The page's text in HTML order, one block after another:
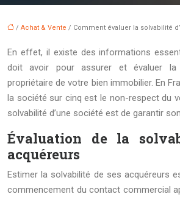
/ Achat & Vente / Comment évaluer la solvabilité
En effet, il existe des informations
doit avoir pour assurer et évaluer
propriétaire de votre bien immobilier. En
la société sur cinq est le non-respect du
solvabilité d’une société est de garantir
Évaluation de la
acquéreurs
Estimer la solvabilité de ses acquéreurs
commencement du contact commercial